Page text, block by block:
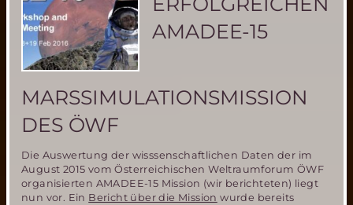
2016
in
WashingtonAMADEE-15
MARSSIMULATIONSMISSION
DES ÖWF
Die Auswertung der wisssenschaftlichen Daten der im
August 2015 vom Österreichischen Weltraumforum ÖWF
organisierten AMADEE-15 Mission (wir berichteten) liegt
nun vor. Ein Bericht über die Mission wurde bereits